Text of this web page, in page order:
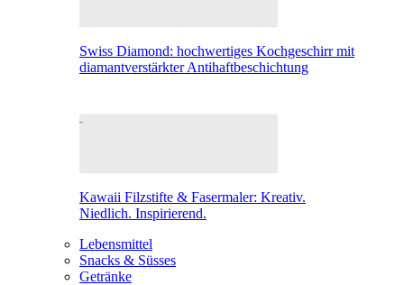
Swiss Diamond: hochwertiges Kochgeschirr mit
diamantverstärkter Antihaftbeschichtung
Kawaii Filzstifte & Fasermaler: Kreativ.
Niedlich. Inspirierend.
Lebensmittel
Snacks & Süsses
Getränke